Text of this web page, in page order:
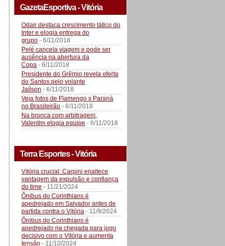
GazetaEsportiva - Vitória
Odair destaca crescimento tático do
Inter e elogia entrega do
grupo - 6/11/2018
Pelé cancela viagem e pode ser
ausência na abertura da
Copa - 6/11/2018
Presidente do Grêmio revela oferta
do Santos pelo volante
Jaílson - 6/11/2018
Veja fotos de Flamengo x Paraná
no Brasileirão - 6/11/2018
Na bronca com arbitragem,
Valentim elogia equipe - 6/11/2018
Terra Esportes - Vitória
Vitória crucial: Carpini enaltece
vantagem da expulsão e confiança
do time - 11/21/2024
Ônibus do Corinthians é
apedrejado em Salvador antes de
partida contra o Vitória - 11/9/2024
Ônibus do Corinthians é
apedrejado na chegada para jogo
decisivo com o Vitória e aumenta
tensão - 11/10/2024